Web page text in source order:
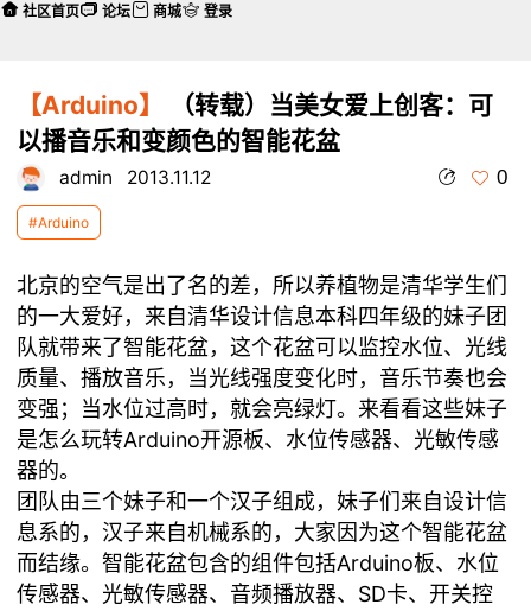
【Arduino】
（转载）当美女爱上创客：可
以播音乐和变颜色的智能花盆
admin 2013.11.12 0
#Arduino
北京的空气是出了名的差，所以养植物是清华学生们
的一大爱好，来自清华设计信息本科四年级的妹子团
队就带来了智能花盆，这个花盆可以监控水位、光线
质量、播放音乐，当光线强度变化时，音乐节奏也会
变强；当水位过高时，就会亮绿灯。来看看这些妹子
是怎么玩转Arduino开源板、水位传感器、光敏传感
器的。
团队由三个妹子和一个汉子组成，妹子们来自设计信
息系的，汉子来自机械系的，大家因为这个智能花盆
而结缘。智能花盆包含的组件包括Arduino板、水位
传感器、光敏传感器、音频播放器、SD卡、开关控
社区首页 论坛 商城 登录